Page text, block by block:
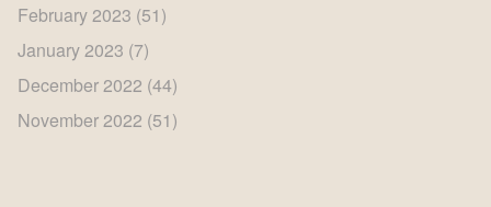
February 2023 (51)
January 2023 (7)
December 2022 (44)
November 2022 (51)